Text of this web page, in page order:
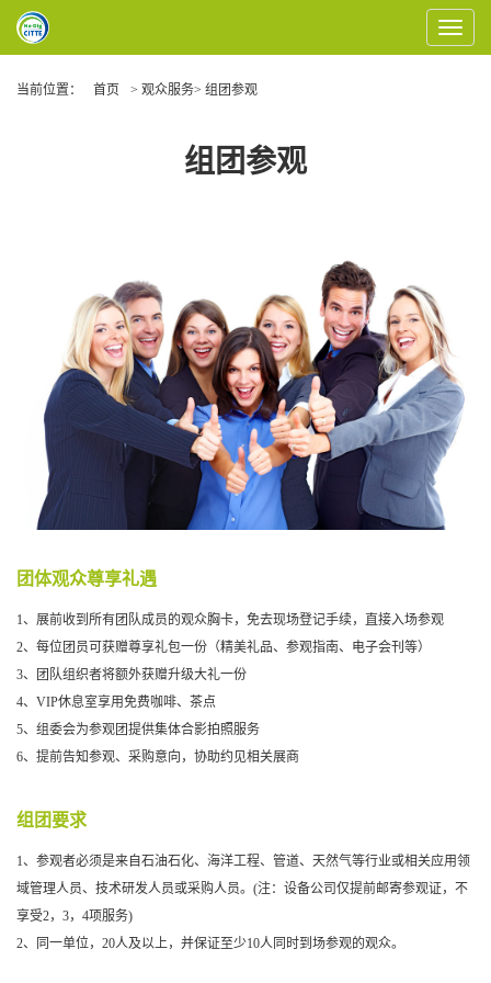
Toggle
当前位置：
首页 > 观众服务> 组团参观
组团参观
团体观众尊享礼遇
1、展前收到所有团队成员的观众胸卡，免去现场登记手续，直接入场参观
2、每位团员可获赠尊享礼包一份（精美礼品、参观指南、电子会刊等）
3、团队组织者将额外获赠升级大礼一份
4、VIP休息室享用免费咖啡、茶点
5、组委会为参观团提供集体合影拍照服务
6、提前告知参观、采购意向，协助约见相关展商
组团要求
1、参观者必须是来自石油石化、海洋工程、管道、天然气等行业或相关应用领
域管理人员、技术研发人员或采购人员。(注：设备公司仅提前邮寄参观证，不
享受2，3，4项服务)
2、同一单位，20人及以上，并保证至少10人同时到场参观的观众。